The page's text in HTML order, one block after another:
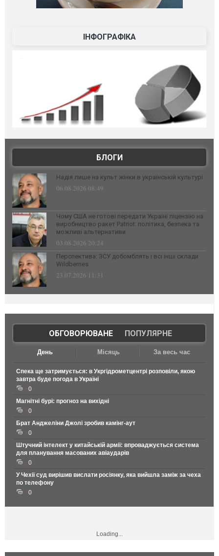
ІНФОГРАФІКА
БЛОГИ
Надія лише на культ жінки в українській культурі
06.08.2026 08:49
Чому США не готові передати Україні ліцензію на
виробництво ракет Patriot: політика, безпека та
можливі альтернативи
03.08.2026 20:24
Перспектива: ЗСУ добомблять і всі інші склади
Wildberries
23.07.2026 11:31
ОБГОВОРЮВАНЕ| ПОПУЛЯРНЕ
День Місяць За весь час
Спека ще затримується: в Укргідрометцентрі розповіли, якою
завтра буде погода в Україні
0
Магнітні бурі: прогноз на вихідні
0
Брат Анджеліни Джолі зробив камінг-аут
0
Штучний інтелект у китайській армії: впроваджується система
для планування масованих авіаударів
0
У Чехії суд вирішив вислати росіянку, яка вийшла заміж за чеха
по телефону
0
Loading...